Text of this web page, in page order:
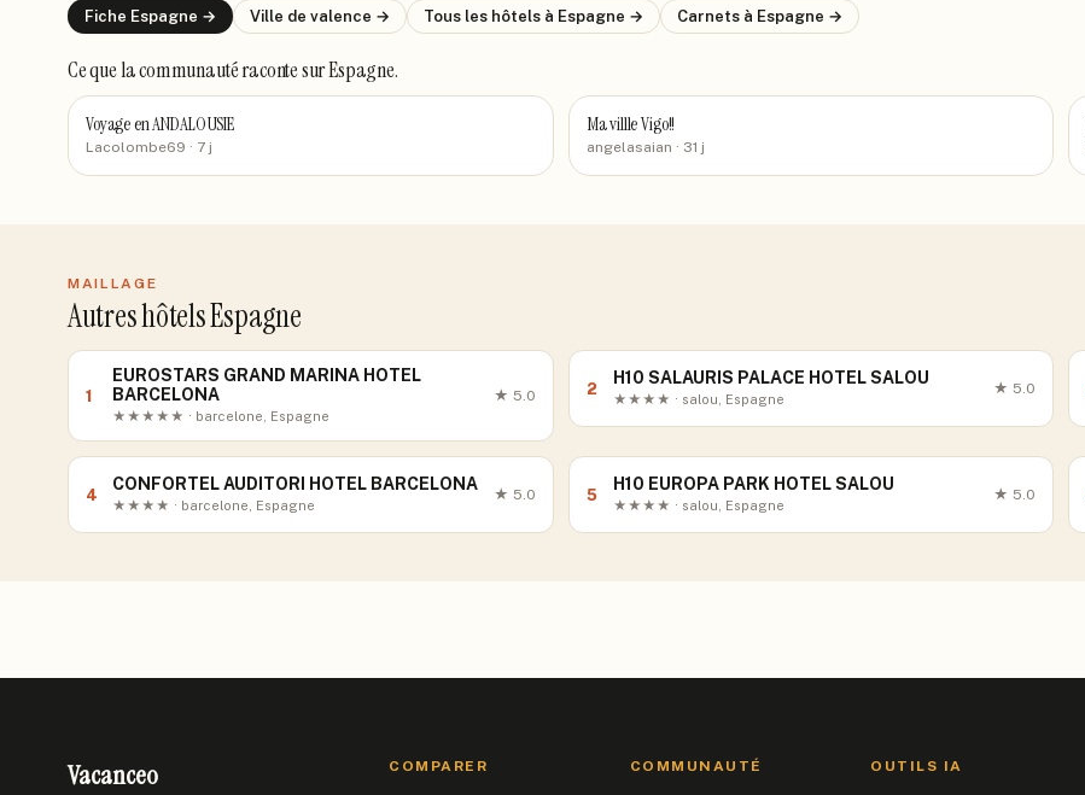
Fiche Espagne → Ville de valence → Tous les hôtels à Espagne → Carnets à Espagne →
Ce que la communauté racontesur Espagne.
Voyage en ANDALOUSIE
Lacolombe69 · 7 j
Ma villle Vigo!!
angelasaian · 31 j
MAILLAGE
Autres hôtels Espagne
1
EUROSTARS GRAND MARINA HOTEL
BARCELONA
★★★★★ · barcelone, Espagne
★ 5.0 2
H10 SALAURIS PALACE HOTEL SALOU
★★★★ · salou, Espagne
★ 5.0
4
CONFORTEL AUDITORI HOTEL BARCELONA
★★★★ · barcelone, Espagne
★ 5.0 5
H10 EUROPA PARK HOTEL SALOU
★★★★ · salou, Espagne
★ 5.0
Vacanceo COMPARER COMMUNAUTÉ OUTILS IA